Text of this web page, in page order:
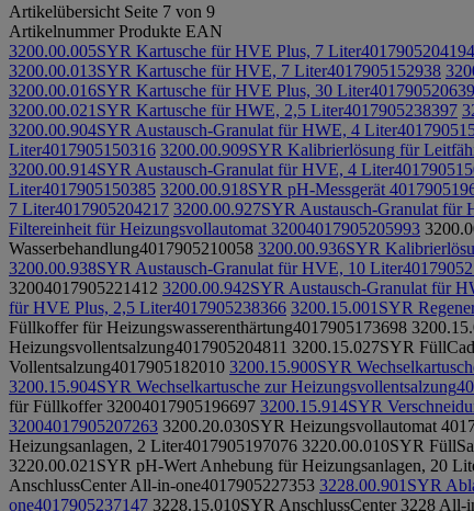
Artikelübersicht Seite 7 von 9
Artikelnummer Produkte EAN
3200.00.005SYR Kartusche für HVE Plus, 7 Liter4017905204194
3200.00.013SYR Kartusche für HVE, 7 Liter4017905152938
3200.00.016SYR Kartusche für HVE Plus, 30 Liter
3200.00.021 SYR Kartusche für HWE, 2,5 Liter4017905238397
3200.00.904SYR Austausch-Granulat für HWE, 4 Liter
Liter4017905150316 3200.00.909SYR Kalibrierlösung für
3200.00.914SYR Austausch-Granulat für HVE, 4 Liter
Liter4017905150385 3200.00.918SYR pH-Messgerät
7 Liter4017905204217 3200.00.927SYR Austausch-Granulat für
Filtereinheit für Heizungsvollautomat 32004017905205993
Wasserbehandlung4017905210058 3200.00.936SYR
3200.00.938SYR Austausch-Granulat für HVE, 10 Liter
32004017905221412 3200.00.942SYR Austausch-Granulat für
für HVE Plus, 2,5 Liter4017905238366 3200.15.001 SYR
Füllkoffer für Heizungswasserenthärtung4017905173698
Heizungsvollentsalzung4017905204811 3200.15.027SYR
Vollentsalzung4017905182010 3200.15.900SYR
3200.15.904SYR Wechselkartusche zur Heizungsvollentsalzung
für Füllkoffer 32004017905196697 3200.15.914SYR
32004017905207263 3200.20.030SYR Heizungsvollautomat
Heizungsanlagen, 2 Liter4017905197076 3220.00.010SYR
3220.00.021 SYR pH-Wert Anhebung für Heizungsanlagen, 20
AnschlussCenter All-in-one4017905227353 3228.00.901 SYR
one4017905237147 3228.15.010SYR AnschlussCenter 3228 All-